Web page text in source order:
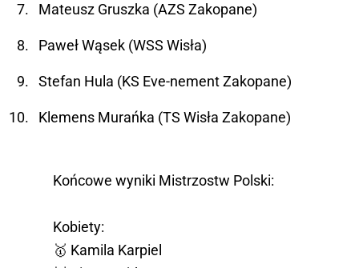
Mateusz Gruszka (AZS Zakopane)
Paweł Wąsek (WSS Wisła)
Stefan Hula (KS Eve-nement Zakopane)
Klemens Murańka (TS Wisła Zakopane)
Końcowe wyniki Mistrzostw Polski:
Kobiety:
🥇 Kamila Karpiel